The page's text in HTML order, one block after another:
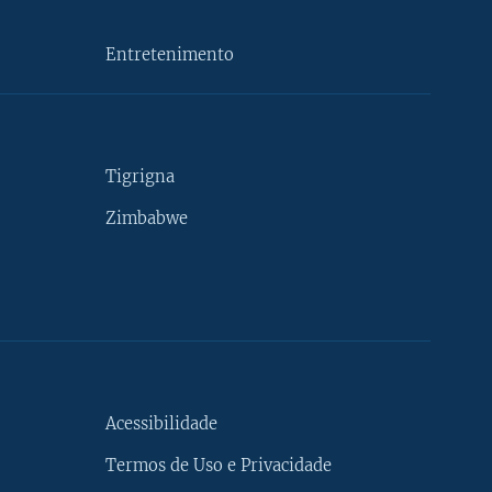
Entretenimento
Tigrigna
Zimbabwe
Acessibilidade
Termos de Uso e Privacidade